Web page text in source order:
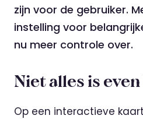
zijn voor de gebruiker.
instelling voor
nu meer controle over.
Niet alles is
Op een interactieve